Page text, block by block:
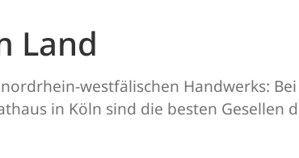
Land
westfälischen Handwerks:
in Köln sind die besten Gesellen